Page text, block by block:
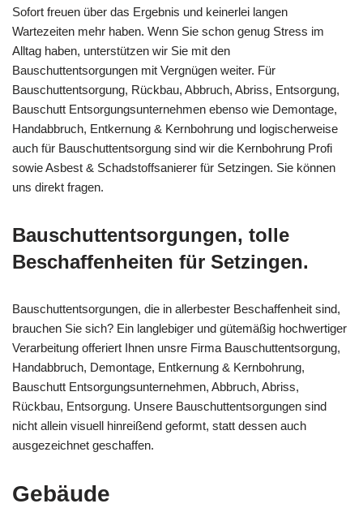
Sofort freuen über das Ergebnis und keinerlei langen
Wartezeiten mehr haben. Wenn Sie schon genug Stress im
Alltag haben, unterstützen wir Sie mit den
Bauschuttentsorgungen mit Vergnügen weiter. Für
Bauschuttentsorgung, Rückbau, Abbruch, Abriss, Entsorgung,
Bauschutt Entsorgungsunternehmen ebenso wie Demontage,
Handabbruch, Entkernung & Kernbohrung und logischerweise
auch für Bauschuttentsorgung sind wir die Kernbohrung Profi
sowie Asbest & Schadstoffsanierer für Setzingen. Sie können
uns direkt fragen.
Bauschuttentsorgungen, tolle
Beschaffenheiten für Setzingen.
Bauschuttentsorgungen, die in allerbester Beschaffenheit sind,
brauchen Sie sich? Ein langlebiger und gütemäßig hochwertiger
Verarbeitung offeriert Ihnen unsre Firma Bauschuttentsorgung,
Handabbruch, Demontage, Entkernung & Kernbohrung,
Bauschutt Entsorgungsunternehmen, Abbruch, Abriss,
Rückbau, Entsorgung. Unsere Bauschuttentsorgungen sind
nicht allein visuell hinreißend geformt, statt dessen auch
ausgezeichnet geschaffen.
Gebäude